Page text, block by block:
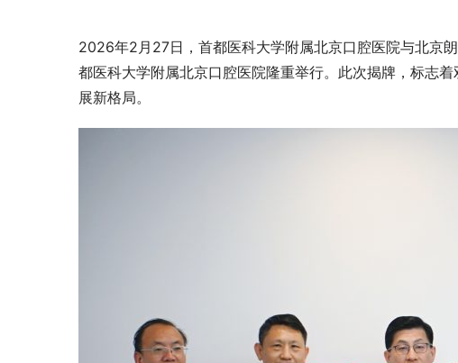
2026年2月27日，首都医科大学附属北京口腔医院与北京
都医科大学附属北京口腔医院隆重举行。此次揭牌，标志
展新格局。